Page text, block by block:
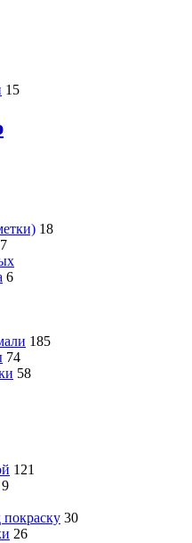
15
18
6
185
74
58
121
9
30
26